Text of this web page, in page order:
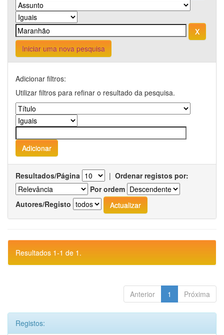
Iniciar uma nova pesquisa
Adicionar filtros:
Utilizar filtros para refinar o resultado da pesquisa.
Resultados/Página | Ordenar registos por:
Por ordem
Autores/Registo
Resultados 1-1 de 1.
Anterior 1 Próxima
Registos: